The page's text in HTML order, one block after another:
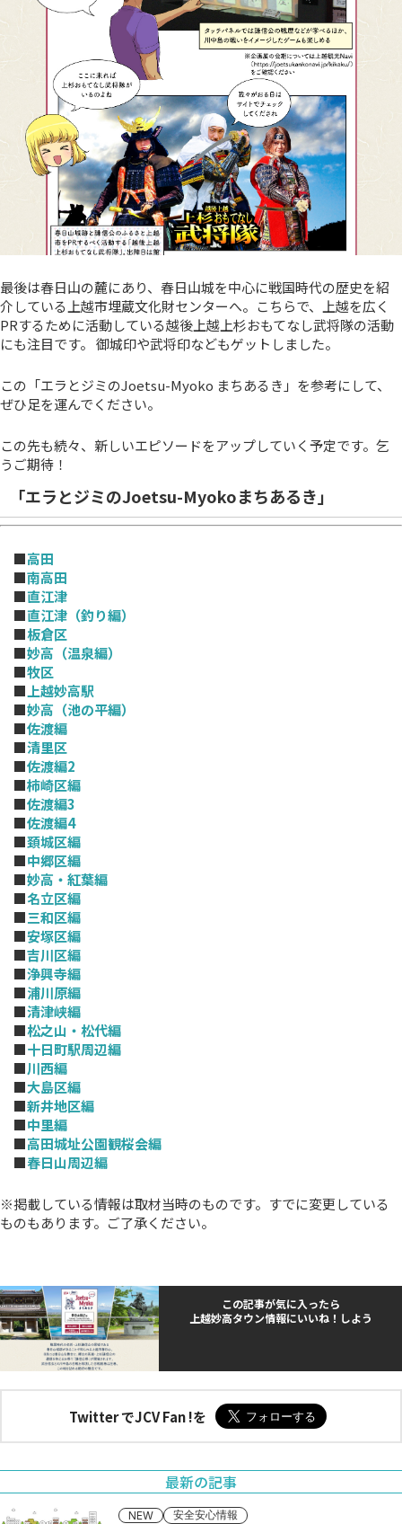
最後は春日山の麓にあり、春日山城を中心に戦国時代の歴史を紹
介している上越市埋蔵文化財センターへ。こちらで、上越を広く
PRするために活動している越後上越上杉おもてなし武将隊の活動
にも注目です。 御城印や武将印などもゲットしました。
この「エラとジミのJoetsu-Myoko まちあるき」を参考にして、
ぜひ足を運んでください。
この先も続々、新しいエピソードをアップしていく予定です。乞
うご期待！
「エラとジミのJoetsu-Myokoまちあるき」
■高田
■南高田
■直江津
■直江津（釣り編）
■板倉区
■妙高（温泉編）
■牧区
■上越妙高駅
■妙高（池の平編）
■佐渡編
■清里区
■佐渡編2
■柿崎区編
■佐渡編3
■佐渡編4
■頚城区編
■中郷区編
■妙高・紅葉編
■名立区編
■三和区編
■安塚区編
■吉川区編
■浄興寺編
■浦川原編
■清津峡編
■松之山・松代編
■十日町駅周辺編
■川西編
■大島区編
■新井地区編
■中里編
■高田城址公園観桜会編
■春日山周辺編
※掲載している情報は取材当時のものです。すでに変更している
ものもあります。ご了承ください。
この記事が気に入ったら
上越妙高タウン情報にいいね！しよう
Twitter でJCV Fan !を
最新の記事
NEW 安全安心情報